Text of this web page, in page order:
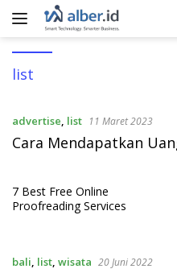
Langsung
list
advertise, list 11 Maret 2023
Cara Mendapatkan
7 Best Free Online
Proofreading Services
bali, list, wisata 20 Juni 2022